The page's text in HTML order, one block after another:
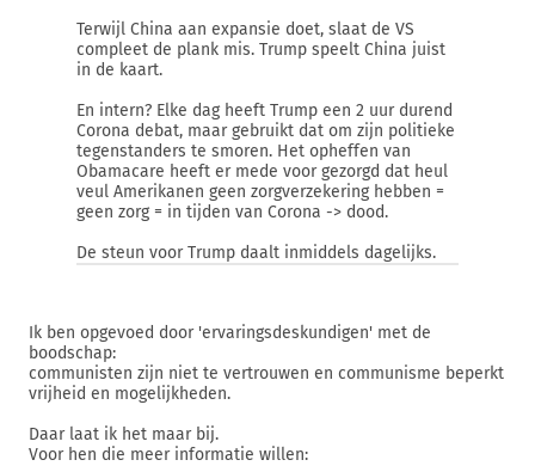
Terwijl China aan expansie doet, slaat de VS
compleet de plank mis. Trump speelt China juist
in de kaart.
En intern? Elke dag heeft Trump een 2 uur durend
Corona debat, maar gebruikt dat om zijn politieke
tegenstanders te smoren. Het opheffen van
Obamacare heeft er mede voor gezorgd dat heul
veul Amerikanen geen zorgverzekering hebben =
geen zorg = in tijden van Corona -> dood.
De steun voor Trump daalt inmiddels dagelijks.
Ik ben opgevoed door 'ervaringsdeskundigen' met de
boodschap:
communisten zijn niet te vertrouwen en communisme beperkt
vrijheid en mogelijkheden.
Daar laat ik het maar bij.
Voor hen die meer informatie willen: